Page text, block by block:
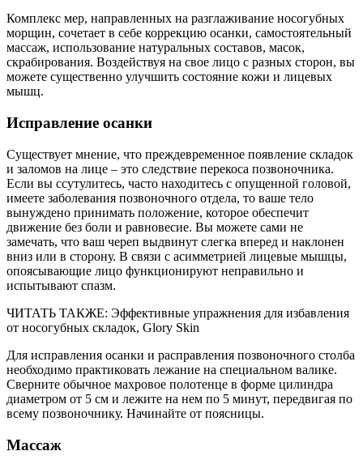
Комплекс мер, направленных на разглаживание носогубных
морщин, сочетает в себе коррекцию осанки, самостоятельный
массаж, использование натуральных составов, масок,
скрабирования. Воздействуя на свое лицо с разных сторон, вы
можете существенно улучшить состояние кожи и лицевых
мышц.
Исправление осанки
Существует мнение, что преждевременное появление складок
и заломов на лице – это следствие перекоса позвоночника.
Если вы ссутулитесь, часто находитесь с опущенной головой,
имеете заболевания позвоночного отдела, то ваше тело
вынуждено принимать положение, которое обеспечит
движение без боли и равновесие. Вы можете сами не
замечать, что ваш череп выдвинут слегка вперед и наклонен
вниз или в сторону. В связи с асимметрией лицевые мышцы,
опоясывающие лицо функционируют неправильно и
испытывают спазм.
ЧИТАТЬ ТАКЖЕ: Эффективные упражнения для избавления
от носогубных складок, Glory Skin
Для исправления осанки и расправления позвоночного столба
необходимо практиковать лежание на специальном валике.
Сверните обычное махровое полотенце в форме цилиндра
диаметром от 5 см и лежите на нем по 5 минут, передвигая по
всему позвоночнику. Начинайте от поясницы.
Массаж